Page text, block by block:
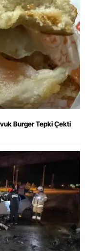
Burger Tepki Çekti